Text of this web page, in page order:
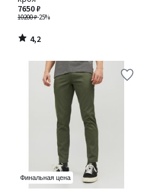
10200 ₽-25%
7650 ₽
4,2
/
Финальная цена